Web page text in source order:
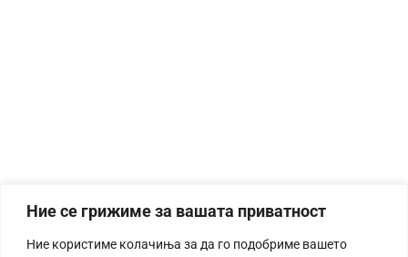
Ние се грижиме за вашата приватност
Ние користиме колачиња за да го подобриме вашето